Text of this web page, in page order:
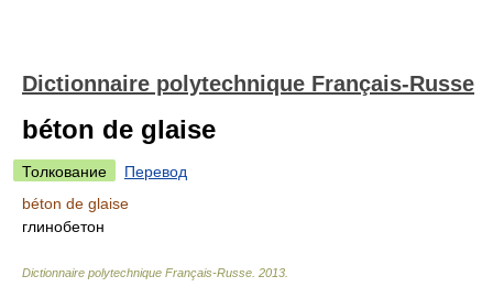
Dictionnaire polytechnique Français-Russe
béton de glaise
Толкование
Перевод
béton de glaise
глинобетон
Dictionnaire polytechnique Français-Russe 2013